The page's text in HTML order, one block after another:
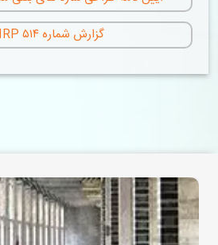
گزارش شماره ۵۱۴ NCHRP